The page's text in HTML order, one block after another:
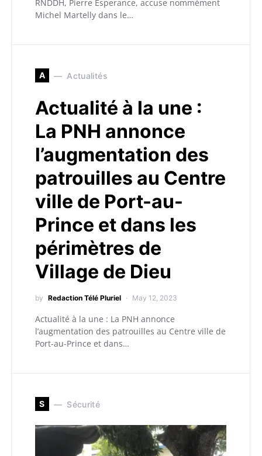
RNDDH, Pierre Esperance, accuse nommément
Michel Martelly dans le…
A Actualités
Actualité à la une :
La PNH annonce
l’augmentation des
patrouilles au Centre
ville de Port-au-
Prince et dans les
périmètres de
Village de Dieu
by Redaction Télé Pluriel May 12, 2023
Actualité à la une : La PNH annonce
l’augmentation des patrouilles au Centre ville de
Port-au-Prince et dans…
S Sécurité